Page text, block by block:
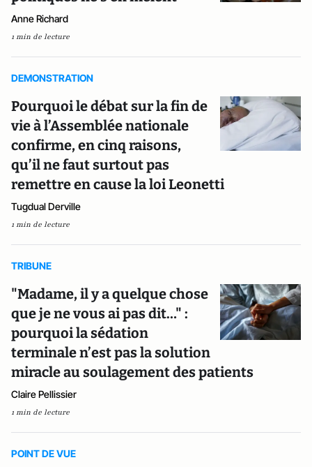
Anne Richard
1 min de lecture
DEMONSTRATION
Pourquoi le débat sur la fin de
vie à l’Assemblée nationale
confirme, en cinq raisons,
qu’il ne faut surtout pas
remettre en cause la loi Leonetti
Tugdual Derville
1 min de lecture
TRIBUNE
"Madame, il y a quelque chose
que je ne vous ai pas dit…" :
pourquoi la sédation
terminale n’est pas la solution
miracle au soulagement des patients
Claire Pellissier
1 min de lecture
POINT DE VUE